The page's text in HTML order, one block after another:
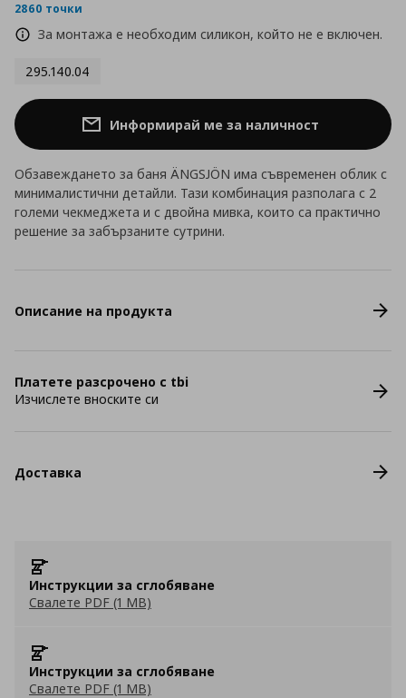
2860 точки
За монтажа е необходим силикон, който не е включен.
295.140.04
Информирай ме за наличност
Обзавеждането за баня ÄNGSJÖN има съвременен облик с
минималистични детайли. Тази комбинация разполага с 2
големи чекмеджета и с двойна мивка, които са практично
решение за забързаните сутрини.
Описание на продукта
Платете разсрочено с tbi
Изчислете вноските си
Доставка
Инструкции за сглобяване
Свалете PDF (1 MB)
Инструкции за сглобяване
Свалете PDF (1 MB)